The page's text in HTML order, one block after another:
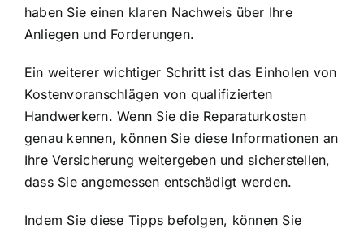
haben Sie einen klaren Nachweis über Ihre
Anliegen und Forderungen.
Ein weiterer wichtiger Schritt ist das Einholen von
Kostenvoranschlägen von qualifizierten
Handwerkern. Wenn Sie die Reparaturkosten
genau kennen, können Sie diese Informationen an
Ihre Versicherung weitergeben und sicherstellen,
dass Sie angemessen entschädigt werden.
Indem Sie diese Tipps befolgen, können Sie